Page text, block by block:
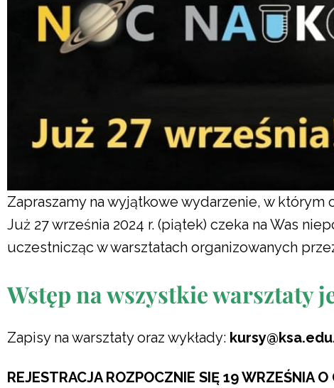
Zapraszamy na wyjątkowe wydarzenie, w którym
Już 27 września 2024 r. (piątek) czeka na Was
uczestnicząc w warsztatach organizowanych
Wstęp na wszystkie warsztaty
Zapisy na warsztaty oraz wykłady:
REJESTRACJA ROZPOCZNIE SIĘ 19 WRZEŚNIA